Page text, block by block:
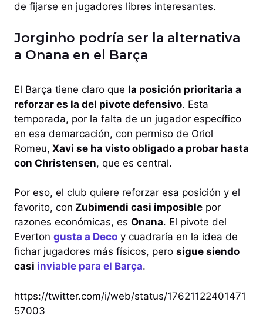
de fijarse en jugadores libres interesantes.
Jorginho podría ser la alternativa
a Onana en el Barça
El Barça tiene claro que la posición prioritaria a
reforzar es la del pivote defensivo. Esta
temporada, por la falta de un jugador específico
en esa demarcación, con permiso de Oriol
Romeu, Xavi se ha visto obligado a probar hasta
con Christensen, que es central.
Por eso, el club quiere reforzar esa posición y el
favorito, con Zubimendi casi imposible por
razones económicas, es Onana. El pivote del
Everton gusta a Deco y cuadraría en la idea de
fichar jugadores más físicos, pero sigue siendo
casi inviable para el Barça.
https://twitter.com/i/web/status/17621122401471
57003